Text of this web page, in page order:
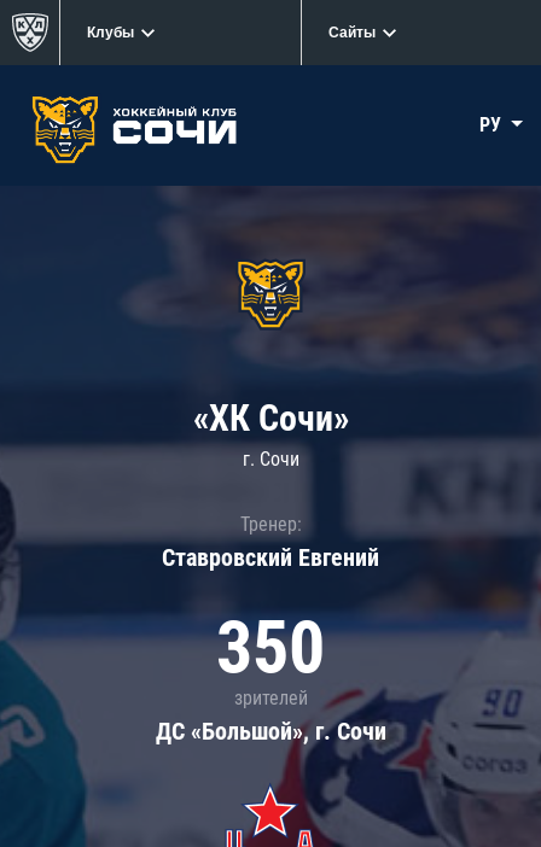
Клубы Сайты
РУ
«ХК Сочи»
г. Сочи
Тренер:
Ставровский Евгений
350
зрителей
ДС «Большой», г. Сочи